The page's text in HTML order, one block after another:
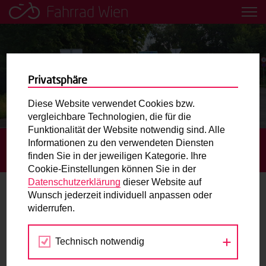
Fahrrad Wien
Leih dir einfach ein Transportfahrrad in deiner Nähe aus!
Mobilitätsbildung für Kinder und
Jugendliche
Radweg-Projektkarte
Routenplaner
Mit dem Fahrrad in Wien unterwegs? Hier finden Sie die
beste Route.
Wunschbox
Sie haben ein Anliegen zum Radverkehr? Schreiben Sie
STARTSEITE AKTUELLES
ANGENEHMER RADELN
DURCH DIE LOBAU (ENTLANG DER EUROVELO 6)
Angenehmer Radeln durch die Lobau
(entlang der EuroVelo 6)
16.10.2025
Privatsphäre
Diese Website verwendet Cookies bzw.
vergleichbare Technologien, die für die
Funktionalität der Website notwendig sind. Alle
Informationen zu den verwendeten Diensten
finden Sie in der jeweiligen Kategorie. Ihre
Cookie-Einstellungen können Sie in der
Datenschutzerklärung dieser Website auf
Wunsch jederzeit individuell anpassen oder
widerrufen.
Technisch notwendig